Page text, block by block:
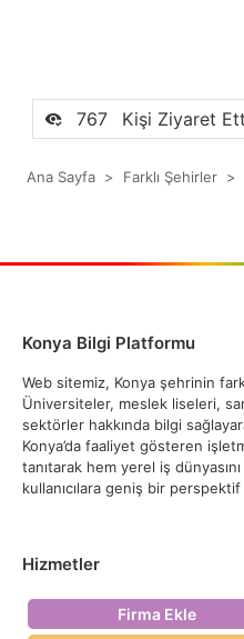
767 Kişi Ziyaret
Ana Sayfa > Farklı Şehirler >
Konya Bilgi Platformu
Web sitemiz, Konya şehrinin
Üniversiteler, meslek liseleri,
sektörler hakkında bilgi
Konya’da faaliyet gösteren
tanıtarak hem yerel iş
kullanıcılara geniş bir perspektif
Hizmetler
Firma Ekle